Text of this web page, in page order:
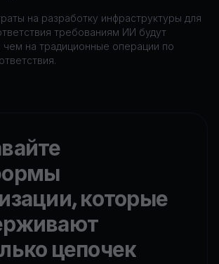
на разработку инфраструктуры для
требованиям ИИ будут
на традиционные операции по
которые
цепочек